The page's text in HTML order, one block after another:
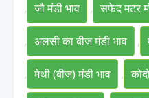
, जौ मंडी भाव , सफेद मटर
, अलसी का बीज मंडी भाव ,
, मेथी (बीज) मंडी भाव ,